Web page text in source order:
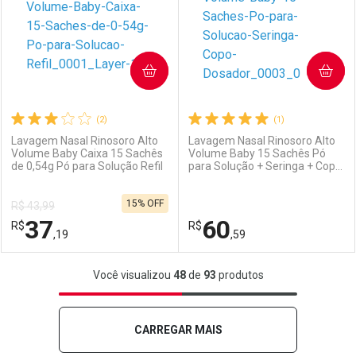
Ativar Desconto
Comprar sem Desconto
Por R$ 39,99/cada
Comprar sem Desconto
Por R$ 39,99/cada
Ativar Desconto
Comprar sem Desconto
Por R$ 60,09/cada
Por R$ 60,09/cada
(2)
Lavagem Nasal Rinosoro Alto
Volume Baby Caixa 15 Sachês
de 0,54g Pó para Solução Refil
R$ 43,99
R$37,19
15% OFF
COMPRAR
FECHAR
FECHAR
(1)
Lavagem Nasal Rinosoro Alto
Volume Baby 15 Sachês Pó
para Solução + Seringa + Copo
R$60,59
COMPRAR
Você visualizou 48de 93 produtos
CARREGAR MAIS